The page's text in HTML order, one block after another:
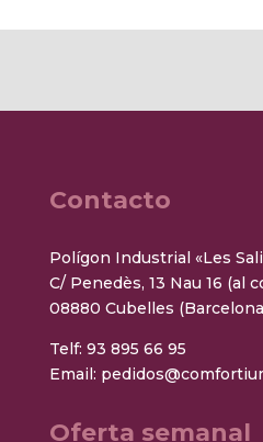
Contacto
Polígon Industrial «Les
C/ Penedès, 13 Nau 16 (al
08880 Cubelles
Telf: 93 895 66 95
Email:
Oferta semanal